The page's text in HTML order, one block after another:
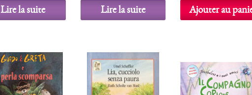
Lire la suite Lire la suite Ajouter au